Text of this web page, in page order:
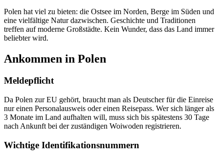
Polen hat viel zu bieten: die Ostsee im Norden, Berge im Süden und
eine vielfältige Natur dazwischen. Geschichte und Traditionen
treffen auf moderne Großstädte. Kein Wunder, dass das Land immer
beliebter wird.
Ankommen in Polen
Meldepflicht
Da Polen zur EU gehört, braucht man als Deutscher für die Einreise
nur einen Personalausweis oder einen Reisepass. Wer sich länger als
3 Monate im Land aufhalten will, muss sich bis spätestens 30 Tage
nach Ankunft bei der zuständigen Woiwoden registrieren.
Wichtige Identifikationsnummern